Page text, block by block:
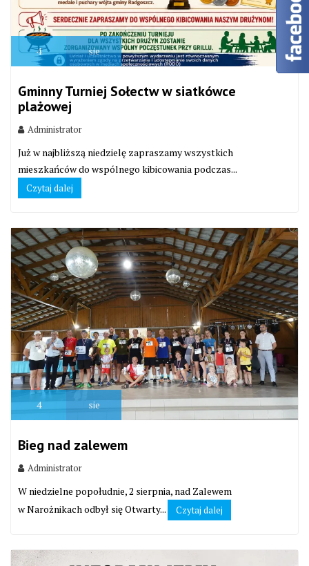
4 sie
Gminny Turniej Sołectw w siatkówce
plażowej
Administrator
Już w najbliższą niedzielę zapraszamy wszystkich
mieszkańców do wspólnego kibicowania podczas...
Czytaj dalej
4 sie
Bieg nad zalewem
Administrator
W niedzielne popołudnie, 2 sierpnia, nad Zalewem
w Narożnikach odbył się Otwarty...
Czytaj dalej